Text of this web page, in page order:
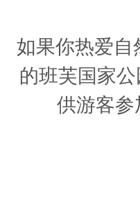
如果你热爱自
的班芙国家
供游客